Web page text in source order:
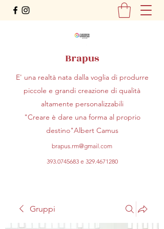
Brapus
E' una realtà nata dalla voglia di produrre
piccole e grandi creazione di qualità
altamente personalizzabili
"Creare è dare una forma al proprio
destino"Albert Camus
brapus.rm@gmail.com
393.0745683e 329.4671280
Gruppi